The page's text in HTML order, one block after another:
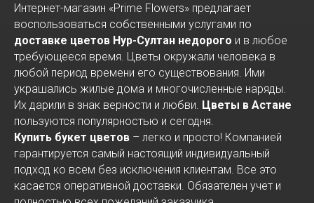
Интернет-магазин «Prime Flowers» предлагает
воспользоваться собственными услугами по
доставке цветов Нур-Султан недорого и в любое
требующееся время. Цветы окружали человека в
любой период времени его существования. Ими
украшались жилые дома и многочисленные наряды.
Их дарили в знак верности и любви. Цветы в Астане
пользуются популярностью и сегодня.
Купить букет цветов – легко и просто! Компанией
гарантируется самый настоящий индивидуальный
подход ко всем без исключения клиентам. Все это
касается оперативной доставки. Обязателен учет и